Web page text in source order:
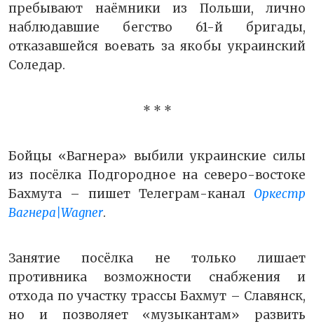
пребывают наёмники из Польши, лично
наблюдавшие бегство 61-й бригады,
отказавшейся воевать за якобы украинский
Соледар.
* * *
Бойцы «Вагнера» выбили украинские силы
из посёлка Подгородное на северо-востоке
Бахмута – пишет Телеграм-канал Оркестр
Вагнера|Wagner.
Занятие посёлка не только лишает
противника возможности снабжения и
отхода по участку трассы Бахмут – Славянск,
но и позволяет «музыкантам» развить